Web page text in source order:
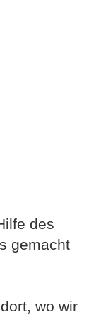
des
gemacht
wo wir